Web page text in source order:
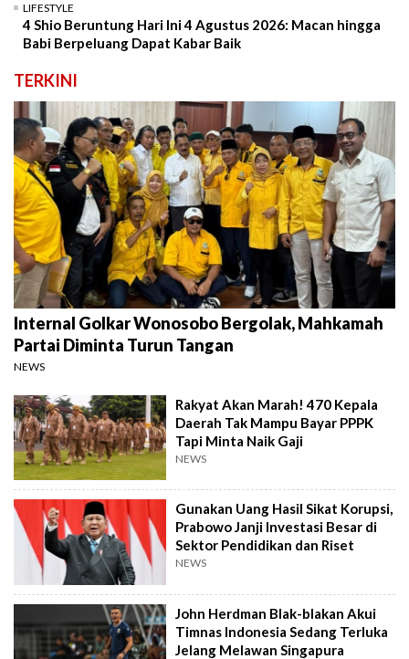
LIFESTYLE
4 Shio Beruntung Hari Ini 4 Agustus 2026: Macan hingga
Babi Berpeluang Dapat Kabar Baik
TERKINI
Internal Golkar Wonosobo Bergolak, Mahkamah
Partai Diminta Turun Tangan
NEWS
Rakyat Akan Marah! 470 Kepala
Daerah Tak Mampu Bayar PPPK
Tapi Minta Naik Gaji
NEWS
Gunakan Uang Hasil Sikat Korupsi,
Prabowo Janji Investasi Besar di
Sektor Pendidikan dan Riset
NEWS
John Herdman Blak-blakan Akui
Timnas Indonesia Sedang Terluka
Jelang Melawan Singapura